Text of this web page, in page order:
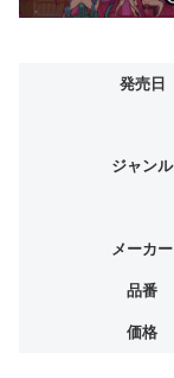
発売日
ジャンル
メーカー
品番
価格